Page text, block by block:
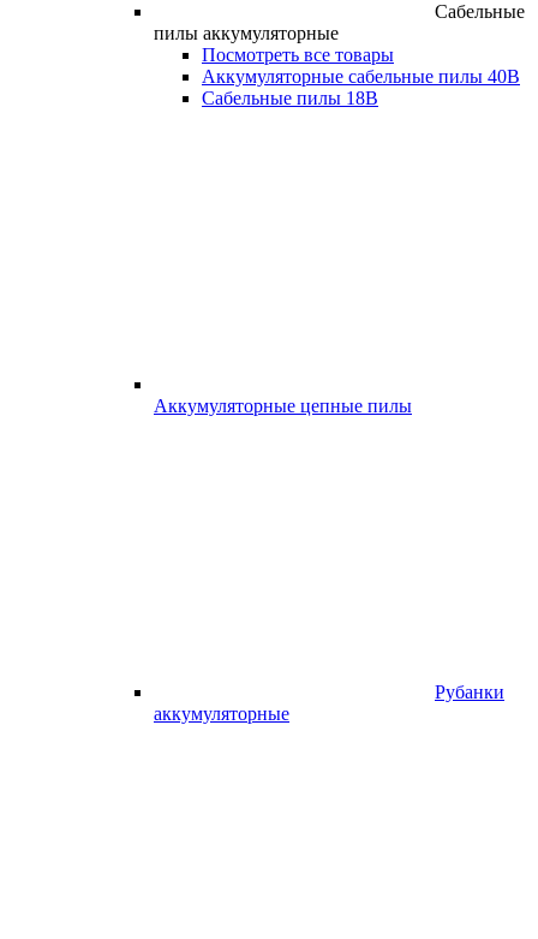
Сабельные
пилы аккумуляторные
Посмотреть все товары
Аккумуляторные сабельные пилы 40В
Сабельные пилы 18В
Аккумуляторные цепные пилы
Рубанки
аккумуляторные